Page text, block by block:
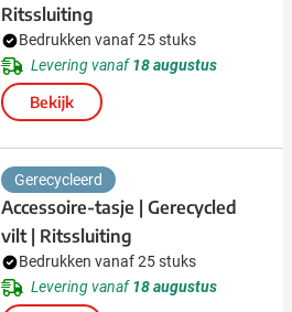
Ritssluiting
Bedrukken vanaf 25 stuks
Levering vanaf18 augustus
Bekijk
Gerecycleerd
Accessoire-tasje | Gerecycled
vilt | Ritssluiting
Bedrukken vanaf 25 stuks
Levering vanaf18 augustus